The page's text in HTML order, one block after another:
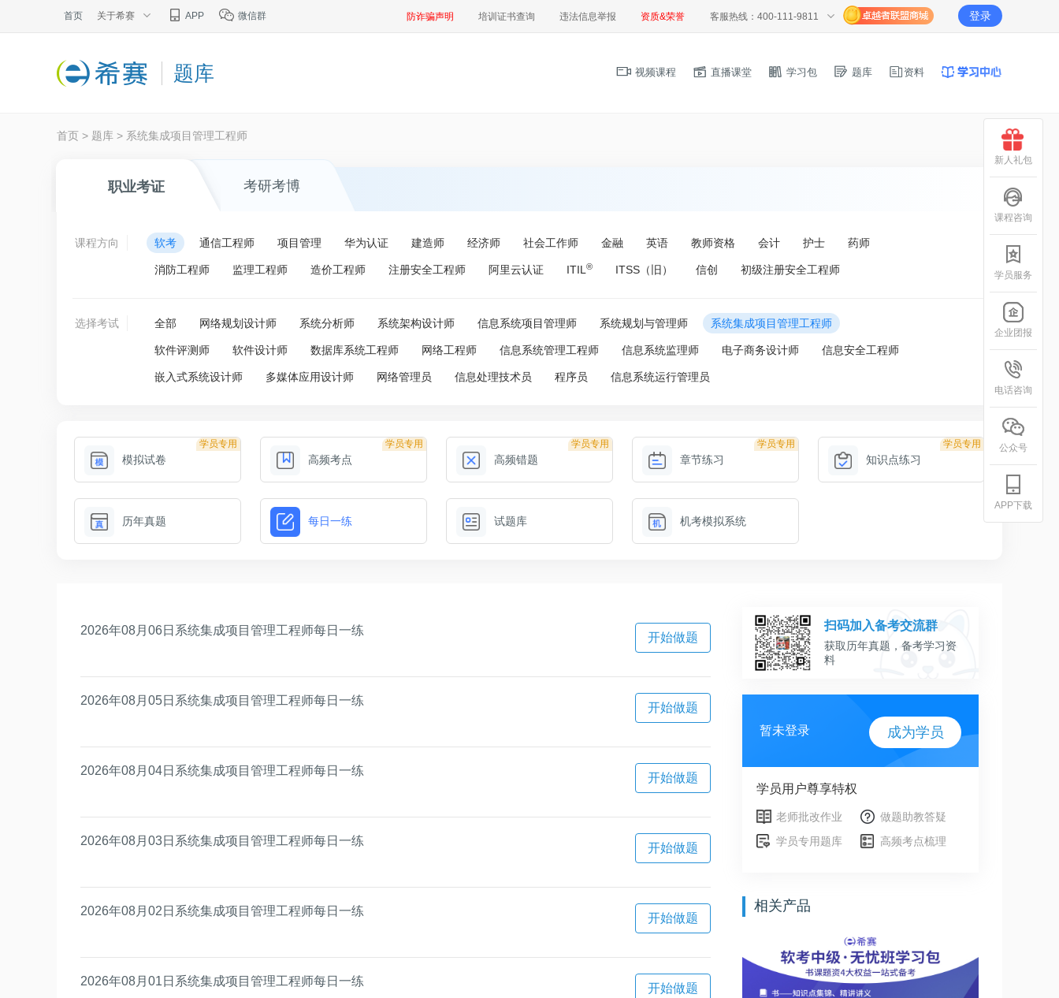
首页 关于希赛 APP 微信群 防诈骗声明 培训证书查询 违法信息举报 资质&荣誉 客服热线：400-111-9811 登录
题库 视频课程 直播课堂 学习包 题库 资料
首页 > 题库 > 系统集成项目管理工程师
职业考证 考研考博
课程方向 软考 通信工程师 项目管理 华为认证 建造师 经济师 社会工作师 金融 英语 教师资格 会计 护士 药师
消防工程师 监理工程师 造价工程师 注册安全工程师 阿里云认证 ITIL ® ITSS（旧） 信创 初级注册安全工程师
选择考试 全部 网络规划设计师 系统分析师 系统架构设计师 信息系统项目管理师 系统规划与管理师 系统集成项目管理工程师
软件评测师 软件设计师 数据库系统工程师 网络工程师 信息系统管理工程师 信息系统监理师 电子商务设计师 信息安全工程师
嵌入式系统设计师 多媒体应用设计师 网络管理员 信息处理技术员 程序员 信息系统运行管理员
学员专用
模拟试卷
学员专用
高频考点
学员专用
高频错题
学员专用
章节练习
学员专用
知识点练习
历年真题 每日一练 试题库 机考模拟系统
2026年08月06日系统集成项目管理工程师每日一练
开始做题
2026年08月05日系统集成项目管理工程师每日一练
开始做题
2026年08月04日系统集成项目管理工程师每日一练
开始做题
2026年08月03日系统集成项目管理工程师每日一练
开始做题
2026年08月02日系统集成项目管理工程师每日一练
开始做题
2026年08月01日系统集成项目管理工程师每日一练
开始做题
扫码加入备考交流群
获取历年真题，备考学习资
料
暂未登录 成为学员
学员用户尊享特权
老师批改作业
做题助教答疑
学员专用题库
高频考点梳理
相关产品
新人礼包
课程咨询
学员服务
企业团报
电话咨询
公众号
APP下载